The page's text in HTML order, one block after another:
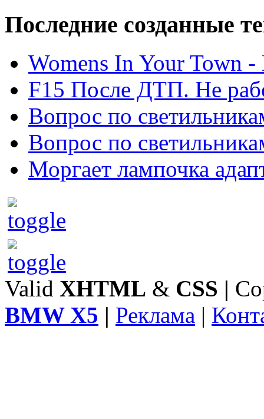
Последние созданные
Womens In Your Town
F15 После ДТП. Не
Вопрос по
Вопрос по
Моргает лампочка
Valid XHTML & CSS |
BMW X5 | Реклама |